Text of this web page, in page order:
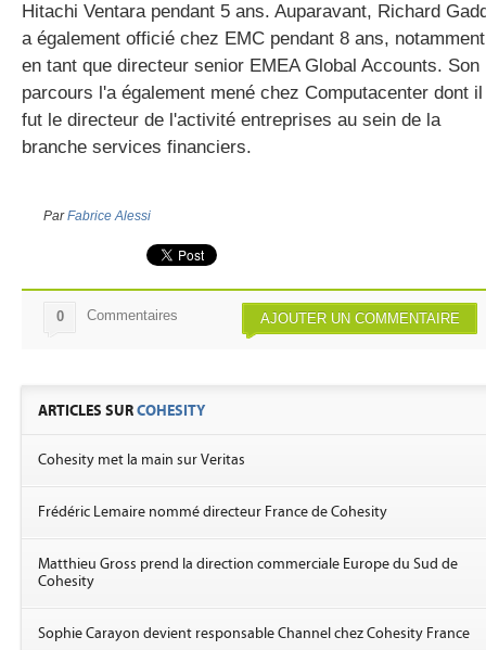
Hitachi Ventara pendant 5 ans. Auparavant, Richard
a également officié chez EMC pendant 8 ans, notamment
en tant que directeur senior EMEA Global Accounts. Son
parcours l'a également mené chez Computacenter dont il
fut le directeur de l'activité entreprises au sein de la
branche services financiers.
ParFabrice Alessi
AJOUTER UN COMMENTAIRE
0 Commentaires
ARTICLES SURCOHESITY
Cohesity met la main sur Veritas
Frédéric Lemaire nommé directeur France de Cohesity
Matthieu Gross prend la direction commerciale Europe du Sud de
Cohesity
Sophie Carayon devient responsable Channel chez Cohesity France